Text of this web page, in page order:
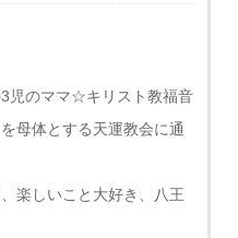
児のママ☆キリスト教福音
母体とする天運教会に通
楽しいこと大好き、八王